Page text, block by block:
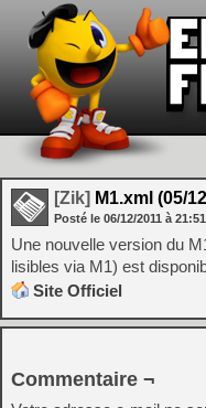
[Zik] M1.xml (05/
Posté le 06/12/2011 à 21:51
Une nouvelle version du
lisibles via M1) est
Site Officiel
Commentaire ¬